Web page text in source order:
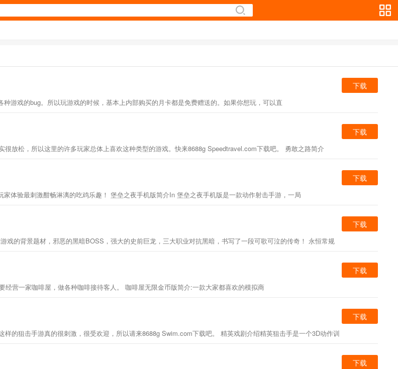
游戏的bug。所以玩游戏的时候，基本上内部购买的月卡都是免费赠送的。如果你想玩，可以直
下载
放松，所以这里的许多玩家总体上喜欢这种类型的游戏。快来8688g Speedtravel.com下载吧。 勇敢之路简介
下载
体验最刺激酣畅淋漓的吃鸡乐趣！ 堡垒之夜手机版简介In 堡垒之夜手机版是一款动作射击手游，一局
下载
的背景题材，邪恶的黑暗BOSS，强大的史前巨龙，三大职业对抗黑暗，书写了一段可歌可泣的传奇！ 永恒常规
下载
营一家咖啡屋，做各种咖啡接待客人。 咖啡屋无限金币版简介:一款大家都喜欢的模拟商
下载
的狙击手游真的很刺激，很受欢迎，所以请来8688g Swim.com下载吧。 精英戏剧介绍精英狙击手是一个3D动作训
下载
下载